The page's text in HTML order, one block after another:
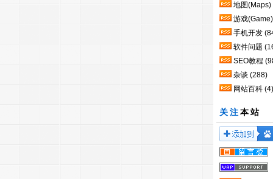
地图(Maps)
游戏(Game)
手机开发
软件问题
SEO教程
杂谈 (288)
网站百科 (4)
关注本站